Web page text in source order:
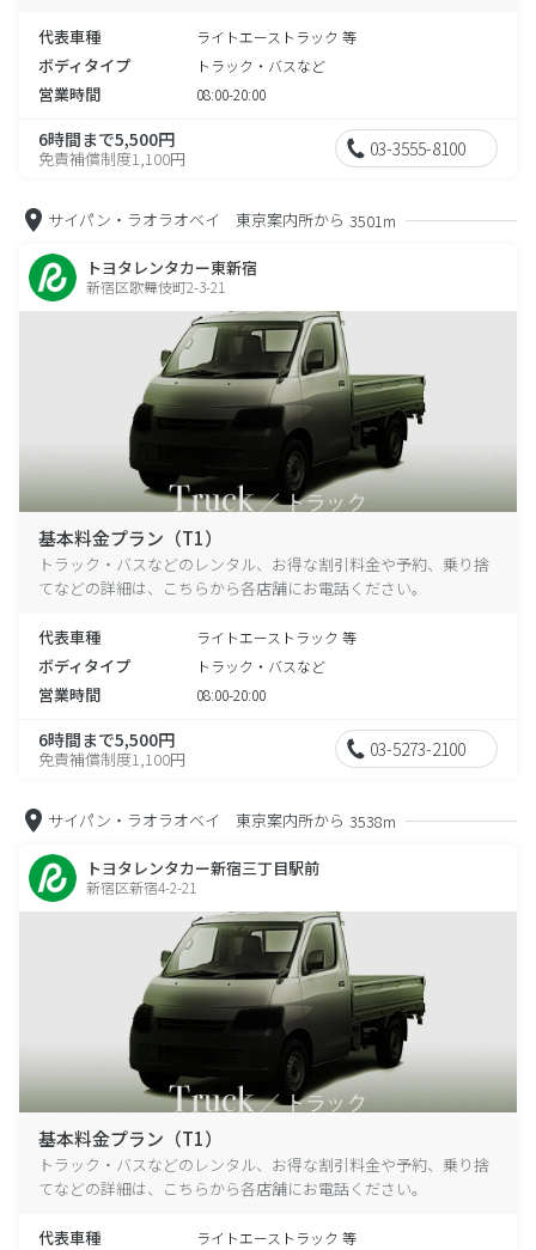
代表車種 ライトエーストラック 等
ボディタイプ トラック・バスなど
営業時間 08:00-20:00
6時間まで5,500円
免責補償制度1,100円 03-3555-8100
サイパン・ラオラオベイ 東京案内所から 3501m
トヨタレンタカー東新宿
新宿区歌舞伎町2-3-21
基本料金プラン（T1）
トラック・バスなどのレンタル、お得な割引料金や予約、乗り捨
てなどの詳細は、こちらから各店舗にお電話ください。
代表車種 ライトエーストラック 等
ボディタイプ トラック・バスなど
営業時間 08:00-20:00
6時間まで5,500円
免責補償制度1,100円 03-5273-2100
サイパン・ラオラオベイ 東京案内所から 3538m
トヨタレンタカー新宿三丁目駅前
新宿区新宿4-2-21
基本料金プラン（T1）
トラック・バスなどのレンタル、お得な割引料金や予約、乗り捨
てなどの詳細は、こちらから各店舗にお電話ください。
代表車種 ライトエーストラック 等